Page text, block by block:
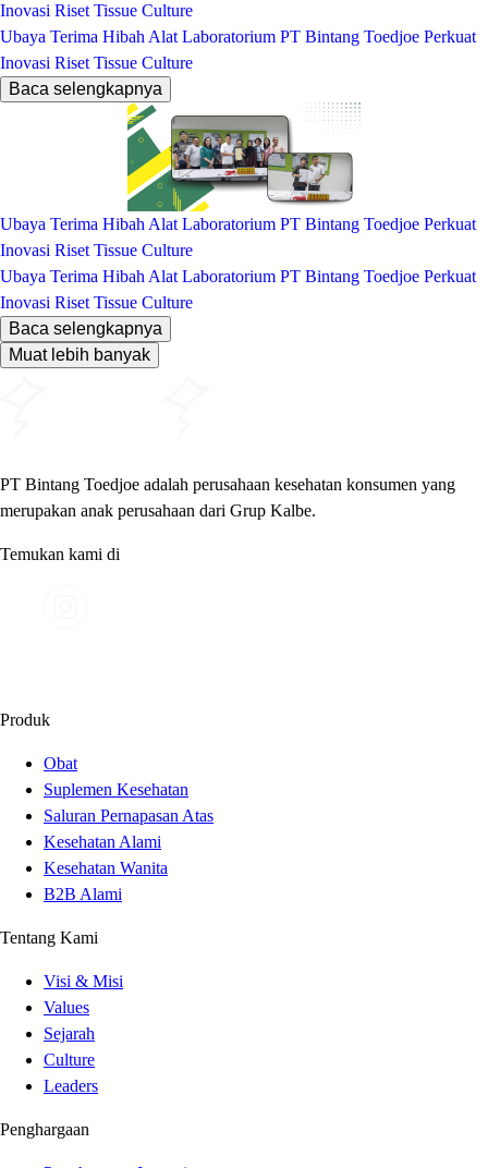
Inovasi Riset Tissue Culture
Ubaya Terima Hibah Alat Laboratorium PT Bintang Toedjoe Perkuat
Inovasi Riset Tissue Culture
Baca selengkapnya
Ubaya Terima Hibah Alat Laboratorium PT Bintang Toedjoe Perkuat
Inovasi Riset Tissue Culture
Ubaya Terima Hibah Alat Laboratorium PT Bintang Toedjoe Perkuat
Inovasi Riset Tissue Culture
Baca selengkapnya
Muat lebih banyak
PT Bintang Toedjoe adalah perusahaan kesehatan konsumen yang
merupakan anak perusahaan dari Grup Kalbe.
Temukan kami di
Produk
Obat
Suplemen Kesehatan
Saluran Pernapasan Atas
Kesehatan Alami
Kesehatan Wanita
B2B Alami
Tentang Kami
Visi & Misi
Values
Sejarah
Culture
Leaders
Penghargaan